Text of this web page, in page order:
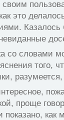
своим
это
Казалось
со словами
того,
проще
показано,